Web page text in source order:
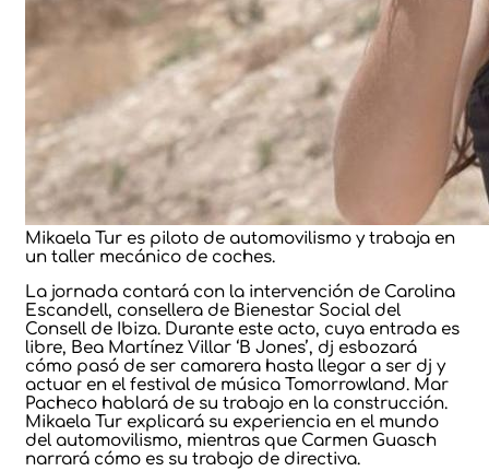
Mikaela Tur es piloto de automovilismo y trabaja en
un taller mecánico de coches.
La jornada contará con la intervención de Carolina
Escandell, consellera de Bienestar Social del
Consell de Ibiza. Durante este acto, cuya entrada es
libre, Bea Martínez Villar ‘B Jones’, dj esbozará
cómo pasó de ser camarera hasta llegar a ser dj y
actuar en el festival de música Tomorrowland. Mar
Pacheco hablará de su trabajo en la construcción.
Mikaela Tur explicará su experiencia en el mundo
del automovilismo, mientras que Carmen Guasch
narrará cómo es su trabajo de directiva.